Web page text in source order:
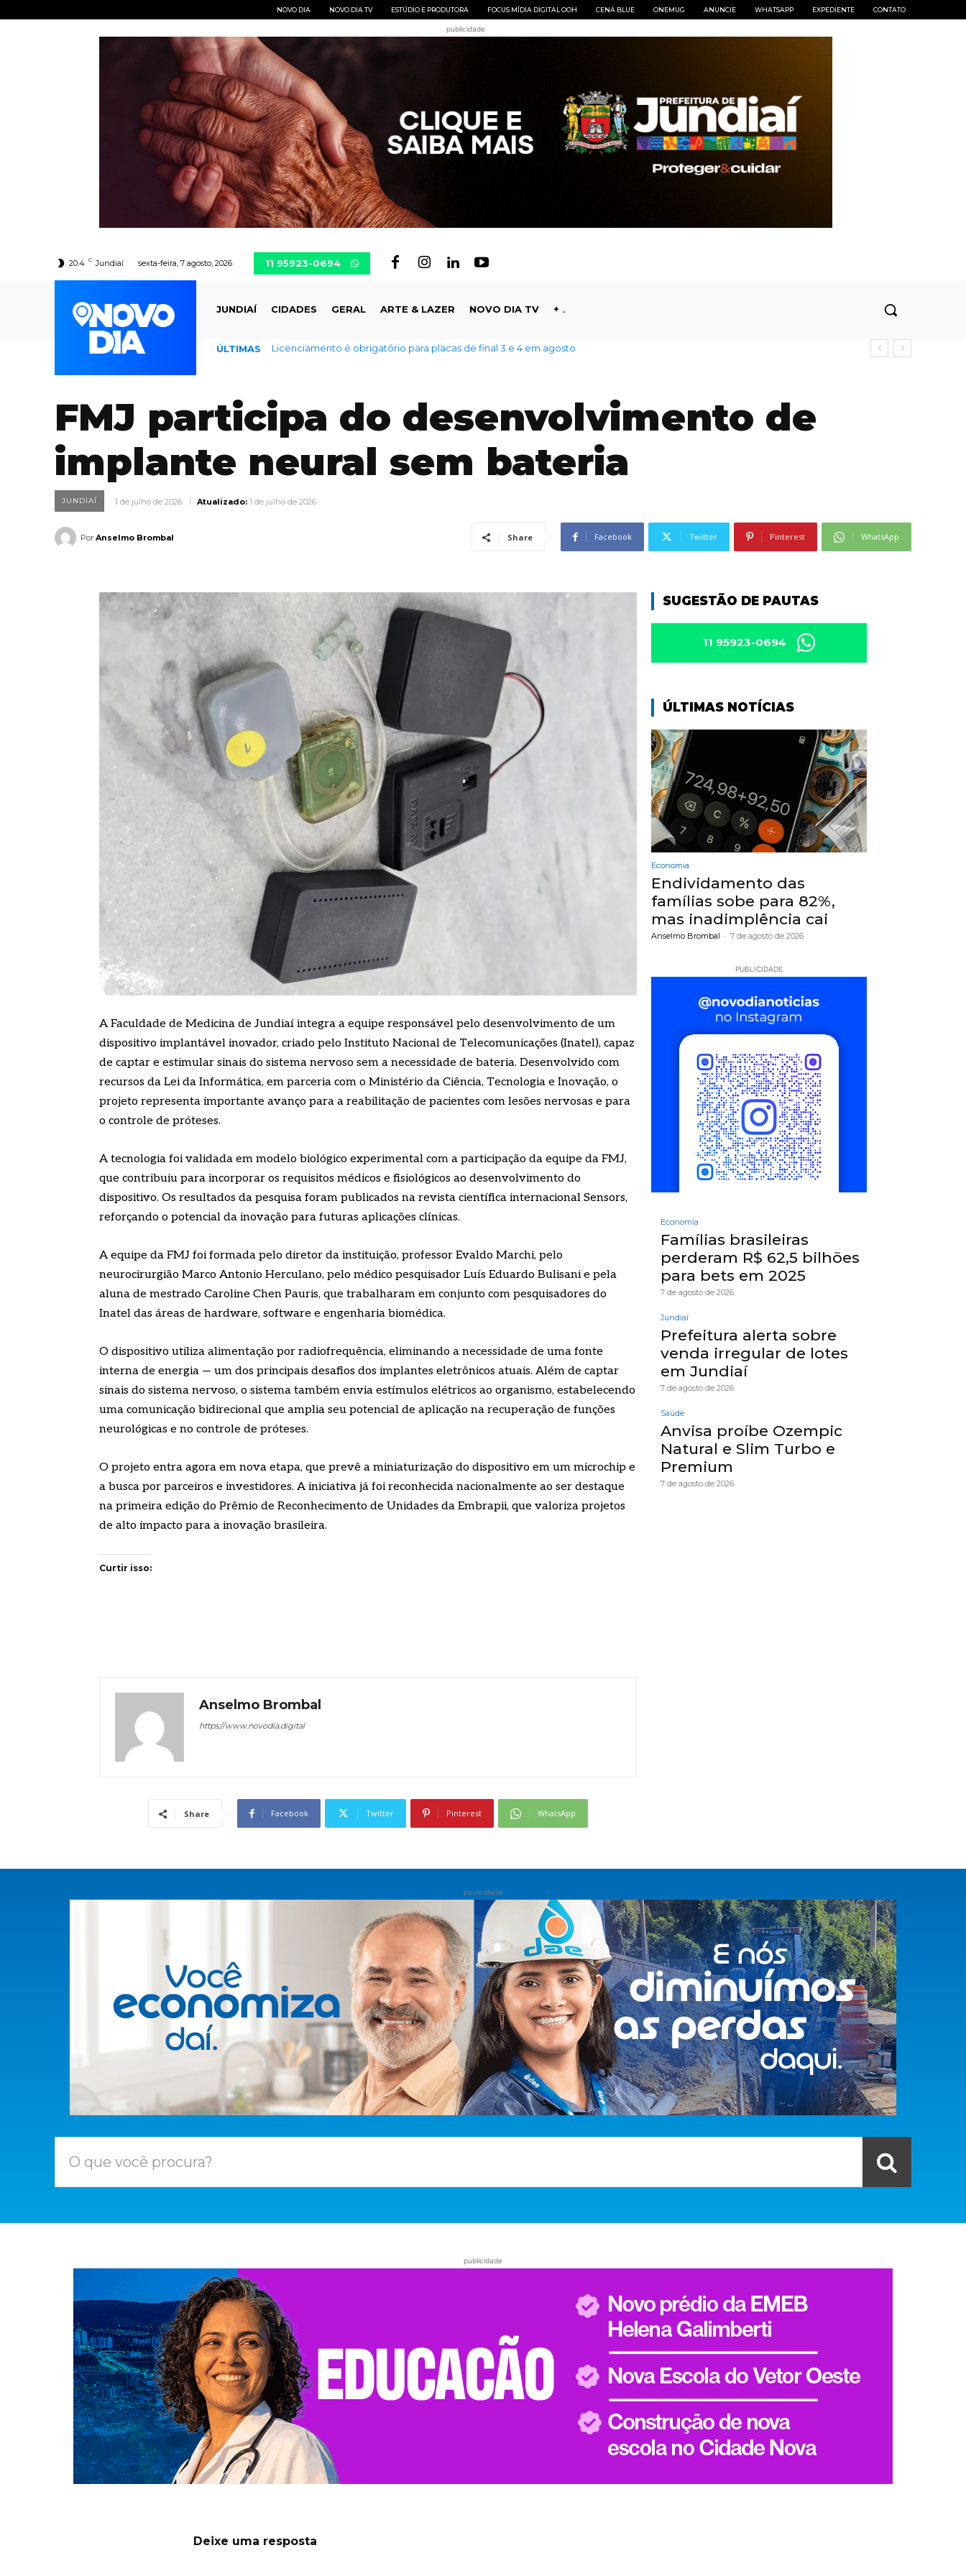
NOVO DIA NOVO DIA TV ESTÚDIO E PRODUTORA FOCUS MÍDIA DIGITAL OOH CENA BLUE ONEMUG ANUNCIE WHATSAPP EXPEDIENTE CONTATO
publicidade
20.4 C Jundiaí sexta-feira, 7 agosto, 2026 11 95923-0694
JUNDIAÍ CIDADES GERAL ARTE & LAZER NOVO DIA TV +
ÚLTIMAS Endividamento das famílias sobe para 82%, mas inadimplência cai
FMJ participa do desenvolvimento de
implante neural sem bateria
JUNDIAÍ 1 de julho de 2026 Atualizado: 1 de julho de 2026
Por Anselmo Brombal Share Facebook Twitter Pinterest WhatsApp
A Faculdade de Medicina de Jundiaí integra a equipe responsável pelo desenvolvimento de um
dispositivo implantável inovador, criado pelo Instituto Nacional de Telecomunicações (Inatel), capaz
de captar e estimular sinais do sistema nervoso sem a necessidade de bateria. Desenvolvido com
recursos da Lei da Informática, em parceria com o Ministério da Ciência, Tecnologia e Inovação, o
projeto representa importante avanço para a reabilitação de pacientes com lesões nervosas e para
o controle de próteses.
A tecnologia foi validada em modelo biológico experimental com a participação da equipe da FMJ,
que contribuiu para incorporar os requisitos médicos e fisiológicos ao desenvolvimento do
dispositivo. Os resultados da pesquisa foram publicados na revista científica internacional Sensors,
reforçando o potencial da inovação para futuras aplicações clínicas.
A equipe da FMJ foi formada pelo diretor da instituição, professor Evaldo Marchi, pelo
neurocirurgião Marco Antonio Herculano, pelo médico pesquisador Luís Eduardo Bulisani e pela
aluna de mestrado Caroline Chen Pauris, que trabalharam em conjunto com pesquisadores do
Inatel das áreas de hardware, software e engenharia biomédica.
O dispositivo utiliza alimentação por radiofrequência, eliminando a necessidade de uma fonte
interna de energia — um dos principais desafios dos implantes eletrônicos atuais. Além de captar
sinais do sistema nervoso, o sistema também envia estímulos elétricos ao organismo, estabelecendo
uma comunicação bidirecional que amplia seu potencial de aplicação na recuperação de funções
neurológicas e no controle de próteses.
O projeto entra agora em nova etapa, que prevê a miniaturização do dispositivo em um microchip e
a busca por parceiros e investidores. A iniciativa já foi reconhecida nacionalmente ao ser destaque
na primeira edição do Prêmio de Reconhecimento de Unidades da Embrapii, que valoriza projetos
de alto impacto para a inovação brasileira.
Curtir isso:
Anselmo Brombal
https://www.novodia.digital
Share Facebook Twitter Pinterest WhatsApp
SUGESTÃO DE PAUTAS
11 95923-0694
ÚLTIMAS NOTÍCIAS
Economia
Endividamento das
famílias sobe para 82%,
mas inadimplência cai
Anselmo Brombal - 7 de agosto de 2026
PUBLICIDADE
Economia
Famílias brasileiras
perderam R$ 62,5 bilhões
para bets em 2025
7 de agosto de 2026
Jundiaí
Prefeitura alerta sobre
venda irregular de lotes
em Jundiaí
7 de agosto de 2026
Saúde
Anvisa proíbe Ozempic
Natural e Slim Turbo e
Premium
7 de agosto de 2026
publicidade
O que você procura?
publicidade
Deixe uma resposta